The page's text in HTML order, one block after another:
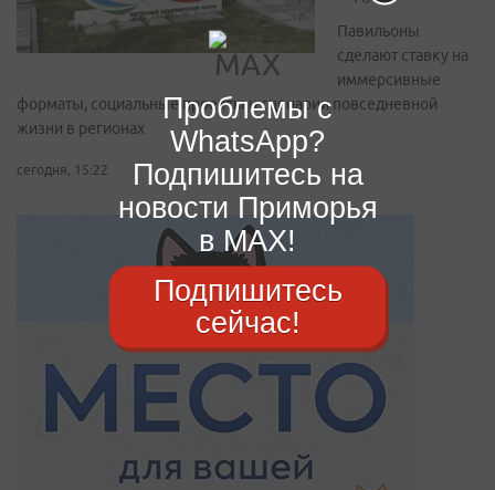
Павильоны
сделают ставку на
иммерсивные
форматы, социальные проекты и сценарии повседневной
жизни в регионах
сегодня, 15:22
Проблемы с
WhatsApp?
Подпишитесь на
новости Приморья
в MAX!
Подпишитесь
сейчас!